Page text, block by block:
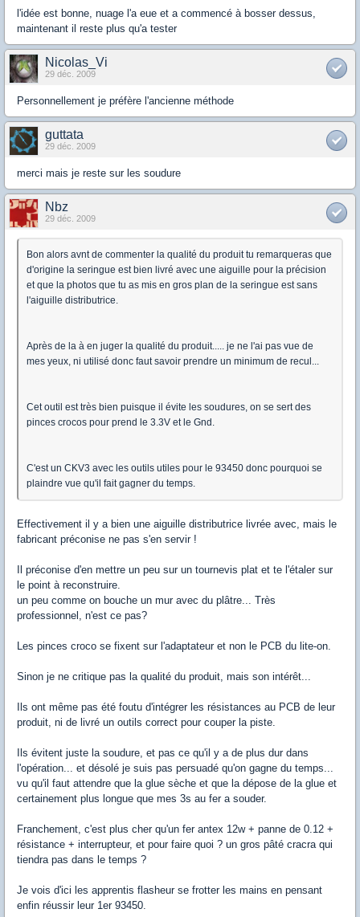
l'idée est bonne, nuage l'a eue et a commencé à bosser dessus,
maintenant il reste plus qu'a tester
Nicolas_Vi
29 déc. 2009
Personnellement je préfère l'ancienne méthode
guttata
29 déc. 2009
merci mais je reste sur les soudure
Nbz
29 déc. 2009
Bon alors avnt de commenter la qualité du produit tu remarqueras que
d'origine la seringue est bien livré avec une aiguille pour la précision
et que la photos que tu as mis en gros plan de la seringue est sans
l'aiguille distributrice.
Après de la à en juger la qualité du produit..... je ne l'ai pas vue de
mes yeux, ni utilisé donc faut savoir prendre un minimum de recul...
Cet outil est très bien puisque il évite les soudures, on se sert des
pinces crocos pour prend le 3.3V et le Gnd.
C'est un CKV3 avec les outils utiles pour le 93450 donc pourquoi se
plaindre vue qu'il fait gagner du temps.
Effectivement il y a bien une aiguille distributrice livrée avec, mais le
fabricant préconise ne pas s'en servir !
Il préconise d'en mettre un peu sur un tournevis plat et te l'étaler sur
le point à reconstruire.
un peu comme on bouche un mur avec du plâtre... Très
professionnel, n'est ce pas?
Les pinces croco se fixent sur l'adaptateur et non le PCB du lite-on.
Sinon je ne critique pas la qualité du produit, mais son intérêt...
Ils ont même pas été foutu d'intégrer les résistances au PCB de leur
produit, ni de livré un outils correct pour couper la piste.
Ils évitent juste la soudure, et pas ce qu'il y a de plus dur dans
l'opération... et désolé je suis pas persuadé qu'on gagne du temps...
vu qu'il faut attendre que la glue sèche et que la dépose de la glue et
certainement plus longue que mes 3s au fer a souder.
Franchement, c'est plus cher qu'un fer antex 12w + panne de 0.12 +
résistance + interrupteur, et pour faire quoi ? un gros pâté cracra qui
tiendra pas dans le temps ?
Je vois d'ici les apprentis flasheur se frotter les mains en pensant
enfin réussir leur 1er 93450.